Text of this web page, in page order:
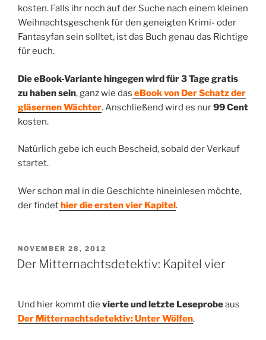
kosten. Falls ihr noch auf der Suche nach einem kleinen
Weihnachtsgeschenk für den geneigten Krimi- oder
Fantasyfan sein solltet, ist das Buch genau das Richtige
für euch.
Die eBook-Variante hingegen wird für 3 Tage gratis
zu haben sein, ganz wie das eBook von Der Schatz der
gläsernen Wächter. Anschließend wird es nur99 Cent
kosten.
Natürlich gebe ich euch Bescheid, sobald der Verkauf
startet.
Wer schon mal in die Geschichte hineinlesen möchte,
der findethier die ersten vier Kapitel.
VERÖFFENTLICHT
AM
NOVEMBER 28, 2012
Der Mitternachtsdetektiv: Kapitel vier
Und hier kommt die vierte und letzte Leseprobeaus
Der Mitternachtsdetektiv: Unter Wölfen.